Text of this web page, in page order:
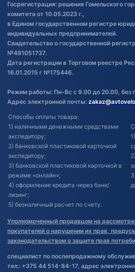
Обновления в ЭПТС 2024
Госрегистрация: решения Гомельского
комитета от 10.05.2023 г.,
в Едином государственном регистре
индивидуальных предпринимателей.
Свидетельство о государственной
№491051737.
Дата регистрации в Торговом реестре
16.01.2015 г №175446.
Режим работы: Пн-Вс с 9.00 до 20.00, без
Адрес электронной почты:
Способы оплаты товара:
1) наличными денежными средствами
экспедитору;
2) банковской пластиковой карточкой
экспедитору;
3) банковской пластиковой карточкой в
режиме «онлайн»;
4) оформление кредита через банк/
лизинг;
5) безналичный расчет по счету.
Уполномоченный продавцом на
покупателей о нарушении их прав,
законодательством о защите прав
специалист по послепродажному
тел.: +375 44 514-84-17, адрес